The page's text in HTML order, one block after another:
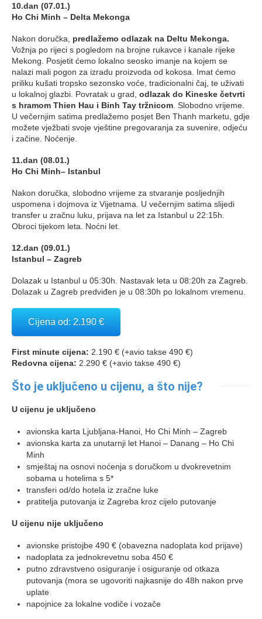
10.dan (07.01.)
Ho Chi Minh – Delta Mekonga
Nakon doručka, predlažemo odlazak na Deltu Mekonga.
Vožnja po rijeci s pogledom na brojne rukavce i kanale rijeke
Mekong. Posjetit ćemo lokalno seosko imanje na kojem se
nalazi mali pogon za izradu proizvoda od kokosa. Imat ćemo
priliku kušati tropsko sezonsko voće, tradicionalni čaj, te uživati
u lokalnoj glazbi. Povratak u grad, odlazak do Kineske četvrti
s hramom Thien Hau i Binh Tay tržnicom . Slobodno vrijeme.
U večernjim satima predlažemo posjet Ben Thanh marketu, gdje
možete vježbati svoje vještine pregovaranja za suvenire, odjeću
i začine. Noćenje.
11.dan (08.01.)
Ho Chi Minh– Istanbul
Nakon doručka, slobodno vrijeme za stvaranje posljednjih
uspomena i dojmova iz Vijetnama. U večernjim satima slijedi
transfer u zračnu luku, prijava na let za Istanbul u 22:15h.
Obroci tijekom leta. Noćni let.
12.dan (09.01.)
Istanbul – Zagreb
Dolazak u Istanbul u 05:30h. Nastavak leta u 08:20h za Zagreb.
Dolazak u Zagreb predviđen je u 08:30h po lokalnom vremenu.
Cijena od: 2.190 €
First minute cijena: 2.190 € (+avio takse 490 €)
Redovna cijena: 2.290 € (+avio takse 490 €)
Što je uključeno u cijenu, a što nije?
U cijenu je uključeno
avionska karta Ljubljana-Hanoi, Ho Chi Minh – Zagreb
avionska karta za unutarnji let Hanoi – Danang – Ho Chi
Minh
smještaj na osnovi noćenja s doručkom u dvokrevetnim
sobama u hotelima s 5*
transferi od/do hotela iz zračne luke
pratitelja putovanja iz Zagreba kroz cijelo putovanje
U cijenu nije uključeno
avionske pristojbe 490 € (obavezna nadoplata kod prijave)
nadoplata za jednokrevetnu soba 450 €
putno zdravstveno osiguranje i osiguranje od otkaza
putovanja (mora se ugovoriti najkasnije do 48h nakon prve
uplate
napojnice za lokalne vodiče i vozače